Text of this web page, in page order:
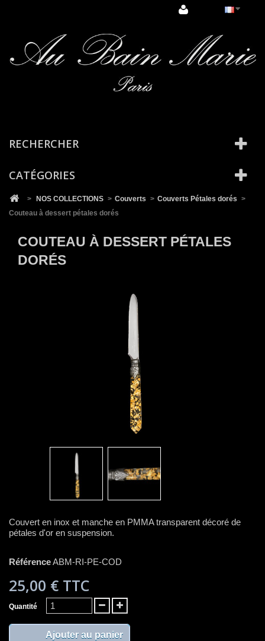
RECHERCHER
CATÉGORIES
> NOS COLLECTIONS > Couverts > Couverts Pétales dorés >
Couteau à dessert pétales dorés
COUTEAU À DESSERT PÉTALES
DORÉS
Couvert en inox et manche en PMMA transparent décoré de
pétales d'or en suspension.
RéférenceABM-RI-PE-COD
25,00 € TTC
Quantité
Ajouter au panier